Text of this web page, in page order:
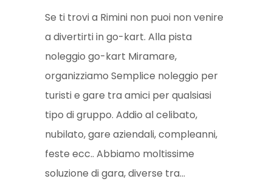
Se ti trovi a Rimini non puoi non venire
a divertirti in go-kart. Alla pista
noleggio go-kart Miramare,
organizziamo Semplice noleggio per
turisti e gare tra amici per qualsiasi
tipo di gruppo. Addio al celibato,
nubilato, gare aziendali, compleanni,
feste ecc.. Abbiamo moltissime
soluzione di gara, diverse tra